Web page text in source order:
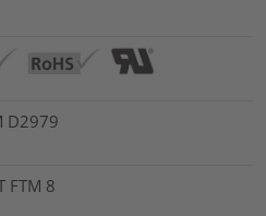
D2979
FTM 8